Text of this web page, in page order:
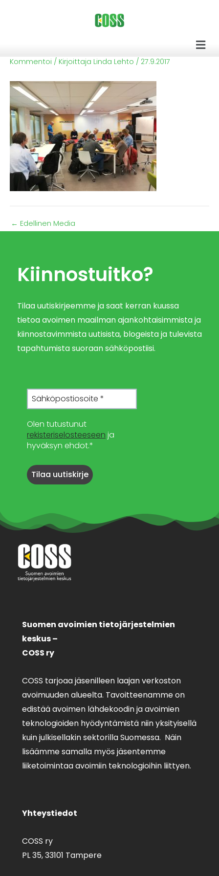
Kommentoi / Kirjoittaja Linda Lehto / 27.9.2017
← Edellinen Media
Kiinnostuitko?
Tilaa uutiskirjeemme ja saat kerran kuussa
tietoa avoimen maailman ajankohtaisimmista ja
kiinnostavimmista uutisista, blogeista ja tulevista
tapahtumista suoraan sähköpostiisi.
Olen tutustunut
rekisteriselosteeseen ja
hyväksyn ehdot.*
Suomen avoimien tietojärjestelmien
keskus –
COSS ry
COSS tarjoaa jäsenilleen laajan verkoston
avoimuuden alueelta. Tavoitteenamme on
edistää avoimen lähdekoodin ja avoimien
teknologioiden hyödyntämistä niin yksityisellä
kuin julkisellakin sektorilla Suomessa. Näin
lisäämme samalla myös jäsentemme
liiketoimintaa avoimiin teknologioihin liittyen.
Yhteystiedot
COSS ry
PL 35,33101 Tampere